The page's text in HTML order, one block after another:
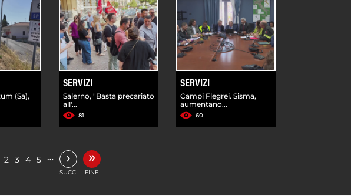
(Sa),
SERVIZI
Salerno, "Basta precariato
all'...
81
SERVIZI
Campi Flegrei. Sisma,
aumentano...
60
2 3 4 5 … ›
SUCC.
»
FINE